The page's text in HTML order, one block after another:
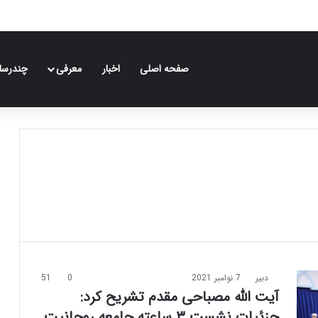
صفحه اصلی اخبار معرفی
دبیر 7 نوامبر 2021 0
51
آیت الله مصباحی مقدم تشریح کرد: